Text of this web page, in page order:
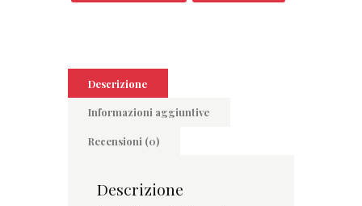
Descrizione
Informazioni aggiuntive
Recensioni (0)
Descrizione